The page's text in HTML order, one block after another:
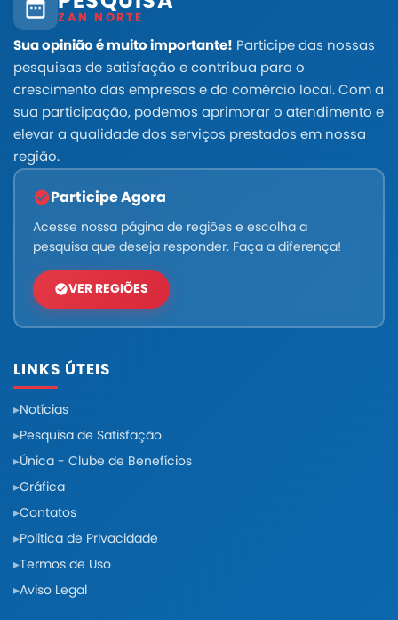
ZAN NORTE
Sua opinião é muito importante! Participe das nossas
pesquisas de satisfação e contribua para o
crescimento das empresas e do comércio local. Com a
sua participação, podemos aprimorar o atendimento e
elevar a qualidade dos serviços prestados em nossa
região.
Participe Agora
Acesse nossa página de regiões e escolha a
pesquisa que deseja responder. Faça a diferença!
VER REGIÕES
LINKS ÚTEIS
Notícias
Pesquisa de Satisfação
Única - Clube de Benefícios
Gráfica
Contatos
Política de Privacidade
Termos de Uso
Aviso Legal